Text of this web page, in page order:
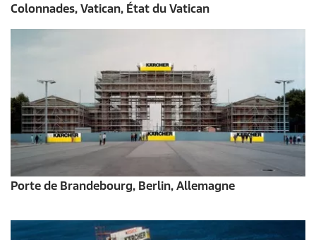
Colonnades, Vatican, État du Vatican
Porte de Brandebourg, Berlin, Allemagne